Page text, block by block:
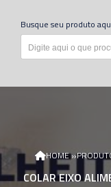
Busque seu produto
HOME»
COLAR EIXO